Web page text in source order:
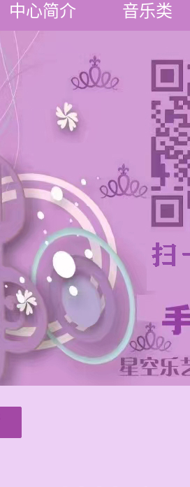
中心简介 音乐类